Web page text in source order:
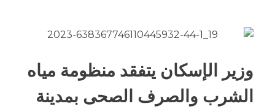
وزير الإسكان يتفقد منظومة مياه
الشرب والصرف الصحى بمدينة